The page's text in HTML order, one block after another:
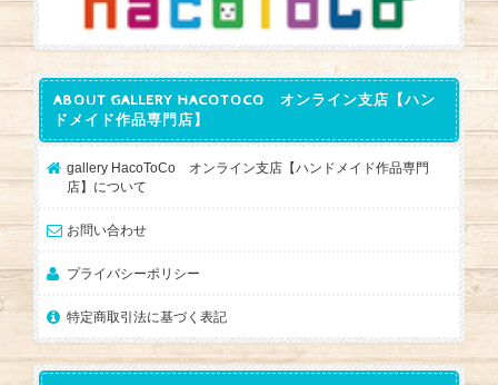
ABOUT GALLERY HACOTOCO オンライン支店【ハン
ドメイド作品専門店】
gallery HacoToCo オンライン支店【ハンドメイド作品専門
店】について
お問い合わせ
プライバシーポリシー
特定商取引法に基づく表記